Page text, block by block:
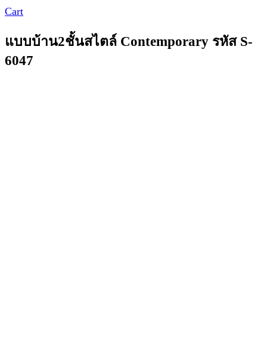
Cart
แบบบ้าน2ชั้นสไตล์ Contemporary รหัส S-
6047